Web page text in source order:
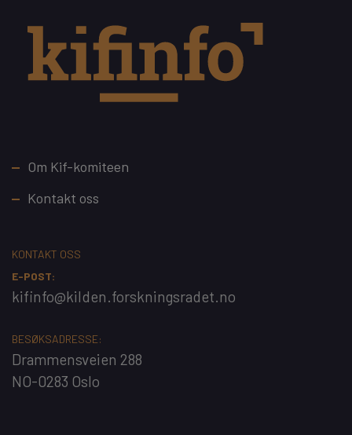
Footer
Om Kif-komiteen
Kontakt oss
KONTAKT OSS
E-POST:
kifinfo@kilden.forskningsradet.no
BESØKSADRESSE:
Drammensveien 288
NO-0283 Oslo